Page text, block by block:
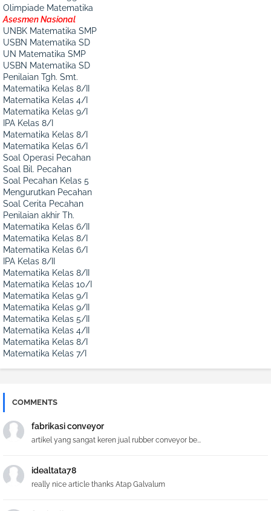
Olimpiade Matematika
Asesmen Nasional
UNBK Matematika SMP
USBN Matematika SD
UN Matematika SMP
USBN Matematika SD
Penilaian Tgh. Smt.
Matematika Kelas 8/II
Matematika Kelas 4/I
Matematika Kelas 9/I
IPA Kelas 8/I
Matematika Kelas 8/I
Matematika Kelas 6/I
Soal Operasi Pecahan
Soal Bil. Pecahan
Soal Pecahan Kelas 5
Mengurutkan Pecahan
Soal Cerita Pecahan
Penilaian akhir Th.
Matematika Kelas 6/II
Matematika Kelas 8/I
Matematika Kelas 6/I
IPA Kelas 8/II
Matematika Kelas 8/II
Matematika Kelas 10/I
Matematika Kelas 9/I
Matematika Kelas 9/II
Matematika Kelas 5/II
Matematika Kelas 4/II
Matematika Kelas 8/I
Matematika Kelas 7/I
COMMENTS
fabrikasi conveyor
artikel yang sangat keren jual rubber conveyor be...
idealtata78
really nice article thanks Atap Galvalum